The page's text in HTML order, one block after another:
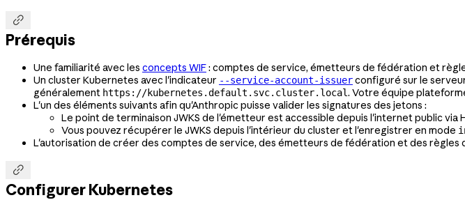

Prérequis
Une familiarité avec les concepts WIF: comptes de service, émetteurs de fédération et
Un cluster Kubernetes avec l'indicateur --service-account-issuerconfiguré sur le
généralement https://kubernetes.default.svc.cluster.local. Votre équipe
L'un des éléments suivants afin qu'Anthropic puisse valider les signatures des jetons :
Le point de terminaison JWKS de l'émetteur est accessible depuis l'internet public via
Vous pouvez récupérer le JWKS depuis l'intérieur du cluster et l'enregistrer en mode
L'autorisation de créer des comptes de service, des émetteurs de fédération et des

Configurer Kubernetes